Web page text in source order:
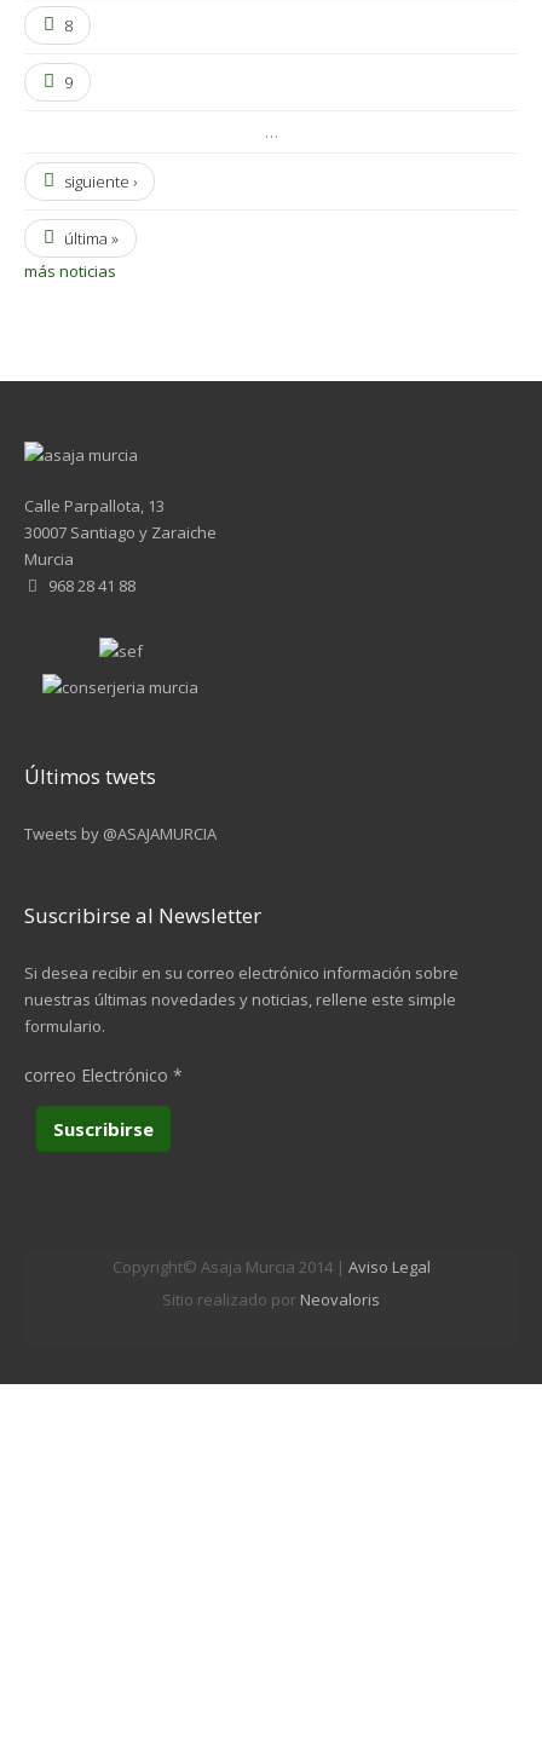
8
9
…
siguiente ›
última »
más noticias
Calle Parpallota, 13
30007 Santiago y Zaraiche
Murcia
968 28 41 88
Últimos twets
Tweets by @ASAJAMURCIA
Suscribirse al Newsletter
Si desea recibir en su correo electrónico información sobre
nuestras últimas novedades y noticias, rellene este simple
formulario.
correo Electrónico *
Copyright© Asaja Murcia 2014 | Aviso Legal
Sitio realizado por Neovaloris